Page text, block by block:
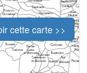
cette carte >>